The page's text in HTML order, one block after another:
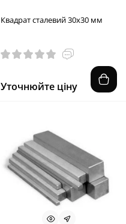
Квадрат сталевий 30х30 мм
Уточнюйте ціну